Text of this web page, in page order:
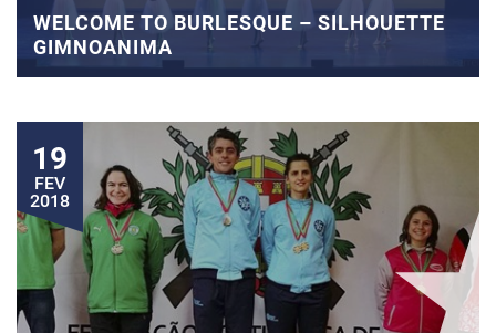
WELCOME TO BURLESQUE – SILHOUETTE
GIMNOANIMA
19
FEV
2018